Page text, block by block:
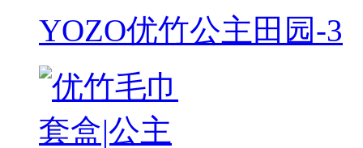
YOZO优竹公主田园-3